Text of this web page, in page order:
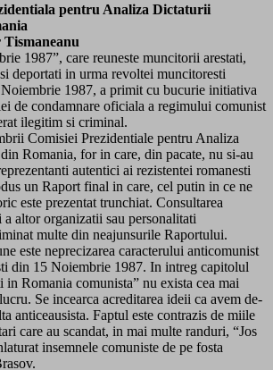
pentru Analiza Dictaturii
1987”, care reuneste muncitorii arestati,
deportati in urma revoltei muncitoresti
1987, a primit cu bucurie initiativa
de condamnare oficiala a regimului comunist
ilegitim si criminal.
Comisiei Prezidentiale pentru Analiza
Romania, for in care, din pacate, nu si-au
autentici ai rezistentei romanesti
un Raport final in care, cel putin in ce ne
este prezentat trunchiat. Consultarea
a altor organizatii sau personalitati
multe din neajunsurile Raportului.
este neprecizarea caracterului anticomunist
din 15 Noiembrie 1987. In intreg capitolul
in Romania comunista” nu exista cea mai
Se incearca acreditarea ideii ca avem de-
anticeausista. Faptul este contrazis de miile
care au scandat, in mai multe randuri, “Jos
insemnele comuniste de pe fosta